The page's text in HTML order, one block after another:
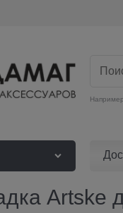
Artske